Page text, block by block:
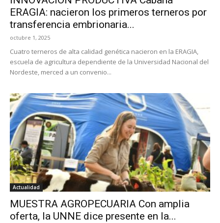
ERAGIA: nacieron los primeros terneros por
transferencia embrionaria...
octubre 1, 2025
Cuatro terneros de alta calidad genética nacieron en la ERAGIA,
escuela de agricultura dependiente de la Universidad Nacional del
Nordeste, merced a un convenio...
Actualidad
MUESTRA AGROPECUARIA Con amplia
oferta, la UNNE dice presente en la...